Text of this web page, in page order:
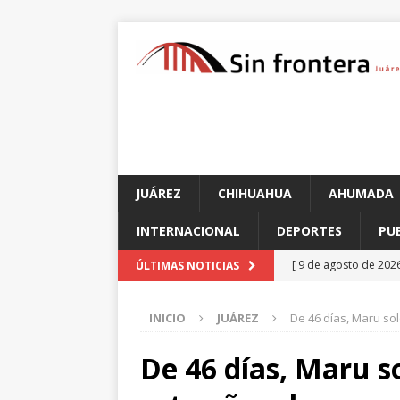
JUÁREZ CHIHUAHUA AHUMADA
INTERNACIONAL DEPORTES
ÚLTIMAS NOTICIAS [ 9 de agosto de
[ 9 de agosto de
rodeo organizado
INICIO JUÁREZ De 46 días, Maru
De 46 días, Maru